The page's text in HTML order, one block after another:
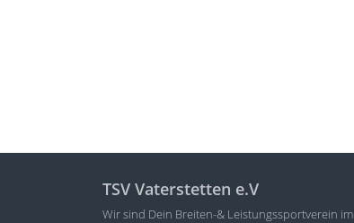
TSV Vaterstetten e.V
Wir sind Dein Breiten-& Leistungssportverein im